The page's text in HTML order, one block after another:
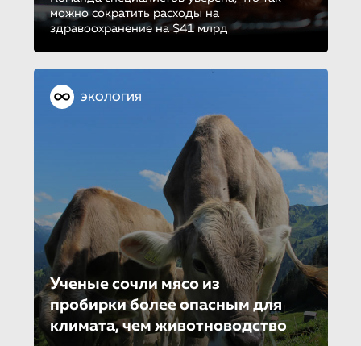
можно сократить расходы на
здравоохранение на $41 млрд
ЭКОЛОГИЯ
Ученые сочли мясо из
пробирки более опасным для
климата, чем животноводство